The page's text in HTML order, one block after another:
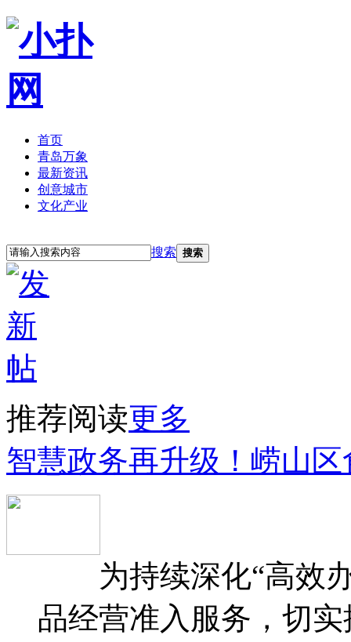
首页
青岛万象
最新资讯
创意城市
文化产业
搜索 搜索
推荐阅读更多
智慧政务再升级！崂山
为持续深化“高效办
品经营准入服务，切